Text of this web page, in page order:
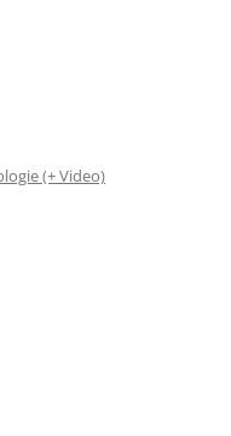
(+ Video)